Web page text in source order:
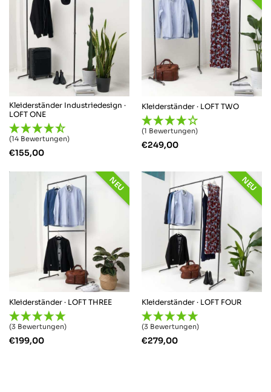
Kleiderständer Industriedesign ·
LOFT ONE
(14 Bewertungen)
€155,00
Kleiderständer · LOFT TWO
(1 Bewertungen)
€249,00
Kleiderständer · LOFT THREE
(3 Bewertungen)
€199,00
NEU
Kleiderständer · LOFT FOUR
(3 Bewertungen)
€279,00
NEU